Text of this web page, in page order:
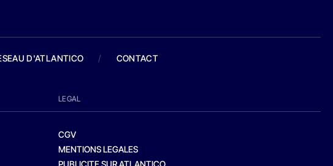
D'ATLANTICO / CONTACT
LEGAL
CGV
MENTIONS LEGALES
PUBLICITE SUR ATLANTICO